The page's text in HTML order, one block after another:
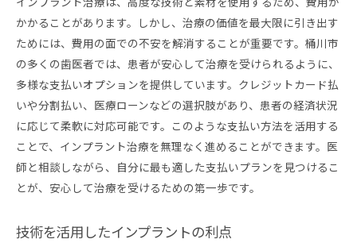
かかることがあります。しかし、治療の価値を最大限に引き出す
ためには、費用の面での不安を解消することが重要です。桶川市
の多くの歯医者では、患者が安心して治療を受けられるように、
多様な支払いオプションを提供しています。クレジットカード払
いや分割払い、医療ローンなどの選択肢があり、患者の経済状況
に応じて柔軟に対応可能です。このような支払い方法を活用する
ことで、インプラント治療を無理なく進めることができます。医
師と相談しながら、自分に最も適した支払いプランを見つけるこ
とが、安心して治療を受けるための第一歩です。
技術を活用したインプラントの利点